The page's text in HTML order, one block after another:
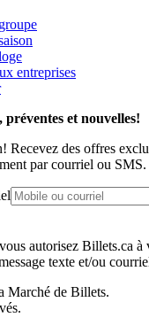
entreprises
préventes et nouvelles!
Recevez des offres
par courriel ou SMS.
autorisez Billets.ca à
texte et/ou
Marché de Billets.